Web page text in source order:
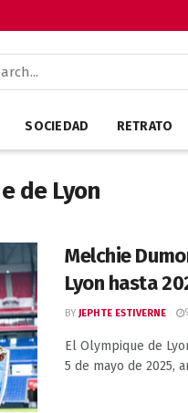
SOCIEDAD RETRATO
de Lyon
Melchie
Lyon hasta
BY JEPHTE ESTIVERNE
El Olympique de
5 de mayo de 2025,